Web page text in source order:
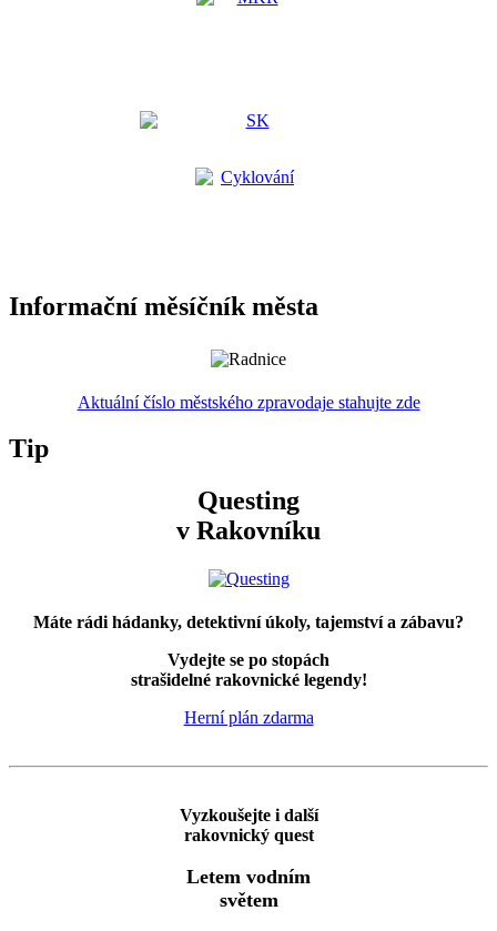
Informační měsíčník města
Aktuální číslo městského zpravodaje stahujte zde
Tip
Questing
v Rakovníku
Máte rádi hádanky, detektivní úkoly, tajemství a zábavu?
Vydejte se po stopách
strašidelné rakovnické legendy!
Herní plán zdarma
Vyzkoušejte i další
rakovnický quest
Letem vodním
světem